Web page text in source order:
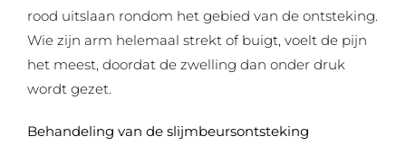
rood uitslaan rondom het gebied van de ontsteking.
Wie zijn arm helemaal strekt of buigt, voelt de pijn
het meest, doordat de zwelling dan onder druk
wordt gezet.
Behandeling van de slijmbeursontsteking